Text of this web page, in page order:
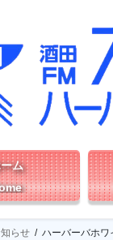
ム
らせ ハーバーバホ